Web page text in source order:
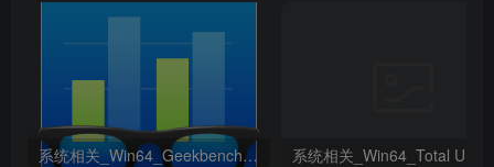
系统相关_Win64_Geekbench Pro 6.0.3 x64资源下载地址_百度网盘迅雷BT